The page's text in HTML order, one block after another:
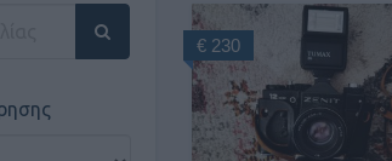
€ 230